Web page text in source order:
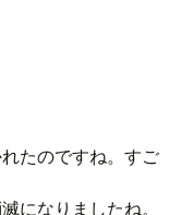
たのですね。すご
になりましたね。